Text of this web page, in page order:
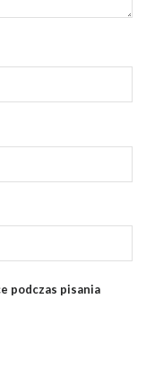
podczas pisania